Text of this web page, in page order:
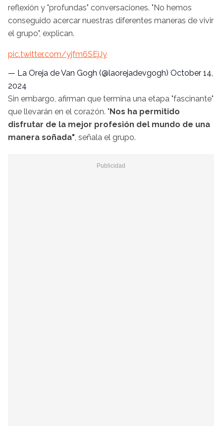
reflexión y "profundas" conversaciones. "No hemos
conseguido acercar nuestras diferentes maneras de vivir
el grupo", explican.
pic.twitter.com/yjfm6SEjJy
— La Oreja de Van Gogh (@laorejadevgogh) October 14,
2024
Sin embargo, afirman que termina una etapa "fascinante"
que llevarán en el corazón. "Nos ha permitido
disfrutar de la mejor profesión del mundo de una
manera soñada", señala el grupo.